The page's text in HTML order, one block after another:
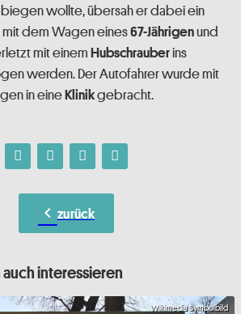
wollte, übersah er dabei ein
mit dem Wagen eines67-Jährigenund
mit einem Hubschrauberins
werden. Der Autofahrer wurde mit
in eineKlinikgebracht.
chevron_left zurück
auch interessieren
Wikimedia Symbolbild